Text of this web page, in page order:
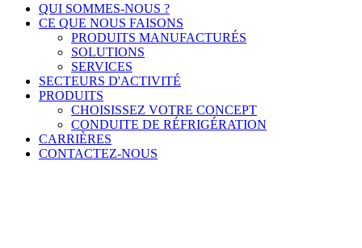
recherche
Menu
QUI SOMMES-NOUS ?
CE QUE NOUS FAISONS
PRODUITS MANUFACTURÉS
SOLUTIONS
SERVICES
SECTEURS D'ACTIVITÉ
PRODUITS
CHOISISSEZ VOTRE CONCEPT
CONDUITE DE RÉFRIGÉRATION
CARRIÈRES
CONTACTEZ-NOUS